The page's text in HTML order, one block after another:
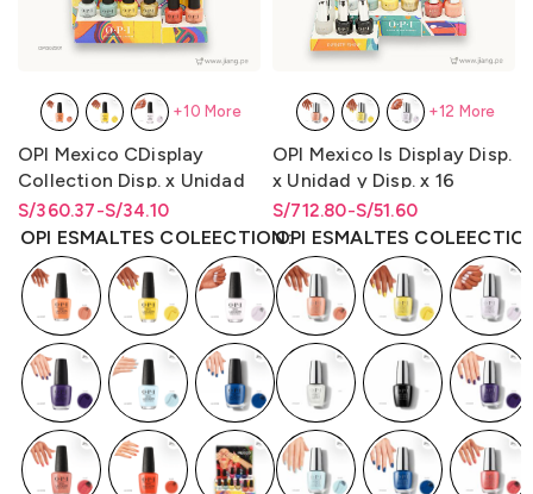
OPI Mexico CDisplay
Collection Disp. x Unidad
y Disp. x 12 Unidades LQR
15ml.
S/34.10
-
S/360.37
Rango de precios: desde
S/34.10 hasta S/360.37
Rango de precios: desde
S/34.10hastaS/ 360.37
OPI ESMALTES COLEECTION
+10 More
OPI Mexico Is Display Disp.
x Unidad y Disp. x 16
Unidades Collection
(Is/Bcoat/Tcoat)
S/51.60
-
S/712.80
Rango de precios: desde
S/51.60 hasta S/712.80
Rango de precios: desde
S/51.60hastaS/ 712.80
OPI ESMALTES
+12 More